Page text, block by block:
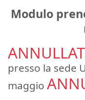
Modulo
presso la sede
maggio